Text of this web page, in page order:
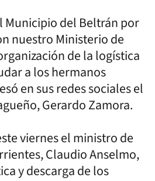
Municipio del Beltrán por
nuestro Ministerio de
de la logística
a los hermanos
en sus redes sociales el
Gerardo Zamora.
viernes el ministro de
Claudio Anselmo,
y descarga de los